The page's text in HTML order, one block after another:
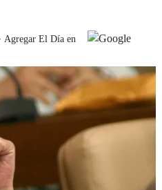
Agregar El Día en